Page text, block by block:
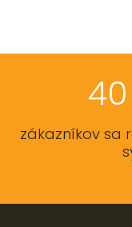
zákazníkov sa